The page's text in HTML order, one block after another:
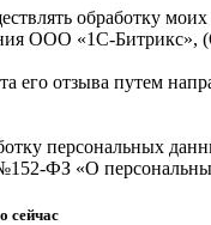
обработку
ООО «1С-Битрикс»,
его отзыва путем
персональных
ФЗ «О
сейчас